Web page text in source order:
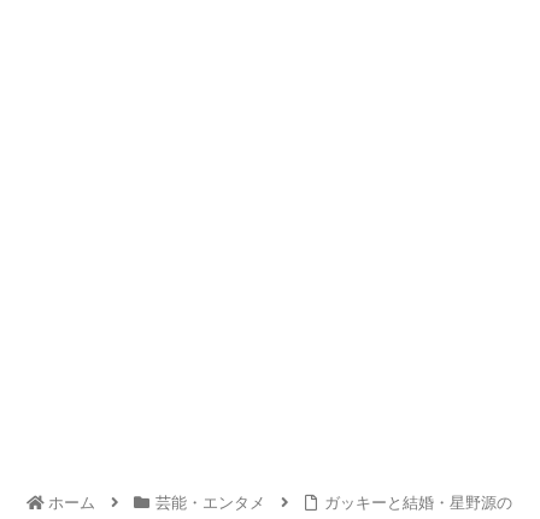
ホーム 芸能・エンタメ
ガッキーと結婚・星野源の